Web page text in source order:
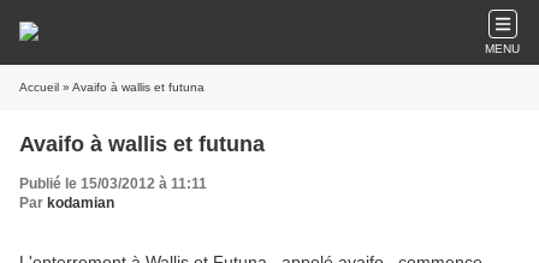
MENU
Accueil » Avaifo à wallis et futuna
Avaifo à wallis et futuna
Publié le 15/03/2012 à 11:11
Par kodamian